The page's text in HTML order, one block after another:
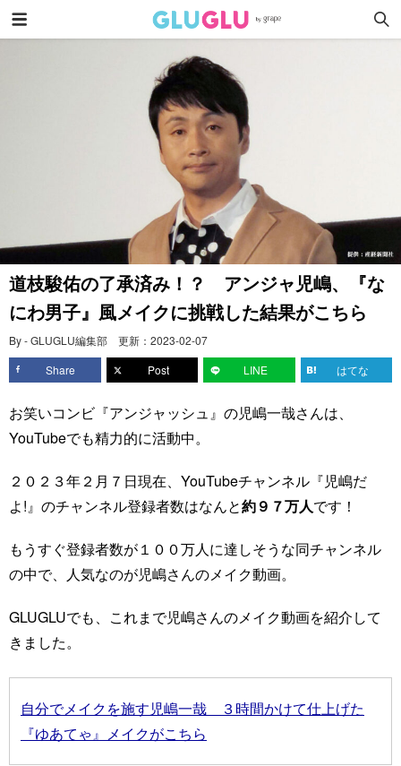
道枝駿佑の了承済み！？ アンジャ児嶋、『な
にわ男子』風メイクに挑戦した結果がこちら
By - GLUGLU編集部 更新： 2023-02-07
Share
Post LINE はてな
お笑いコンビ『アンジャッシュ』の児嶋一哉さんは、
YouTubeでも精力的に活動中。
２０２３年２月７日現在、YouTubeチャンネル『児嶋だ
よ!』のチャンネル登録者数はなんと約９７万人です！
もうすぐ登録者数が１００万人に達しそうな同チャンネル
の中で、人気なのが児嶋さんのメイク動画。
GLUGLUでも、これまで児嶋さんのメイク動画を紹介して
きました。
自分でメイクを施す児嶋一哉 ３時間かけて仕上げた
『ゆあてゃ』メイクがこちら